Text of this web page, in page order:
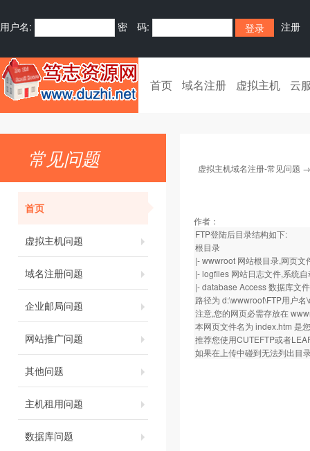
用户名: 密 码: 注册
首页 域名注册 虚拟主机 云
常见问题
首页
虚拟主机问题
域名注册问题
企业邮局问题
网站推广问题
其他问题
主机租用问题
数据库问题
虚拟主机域名注册-常见问题
作者：
FTP登陆后目录结构如下:
根目录
|- wwwroot 网站根目录,网页文
|- logfiles 网站日志文件,系统
|- database Access 数据库文
路径为 d:\wwwroot\FTP用户名
注意,您的网页必需存放在
本网页文件名为 index.htm 是
推荐您使用CUTEFTP或者
如果在上传中碰到无法列出目